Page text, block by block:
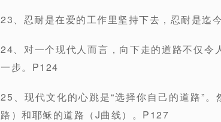
23、忍耐是在爱的工作里坚持下去，忍耐是迄
24、对一个现代人而言，向下走的道路不仅
一步。P124
25、现代文化的心跳是“选择你自己的道路”
路）和耶稣的道路（J曲线）。P127